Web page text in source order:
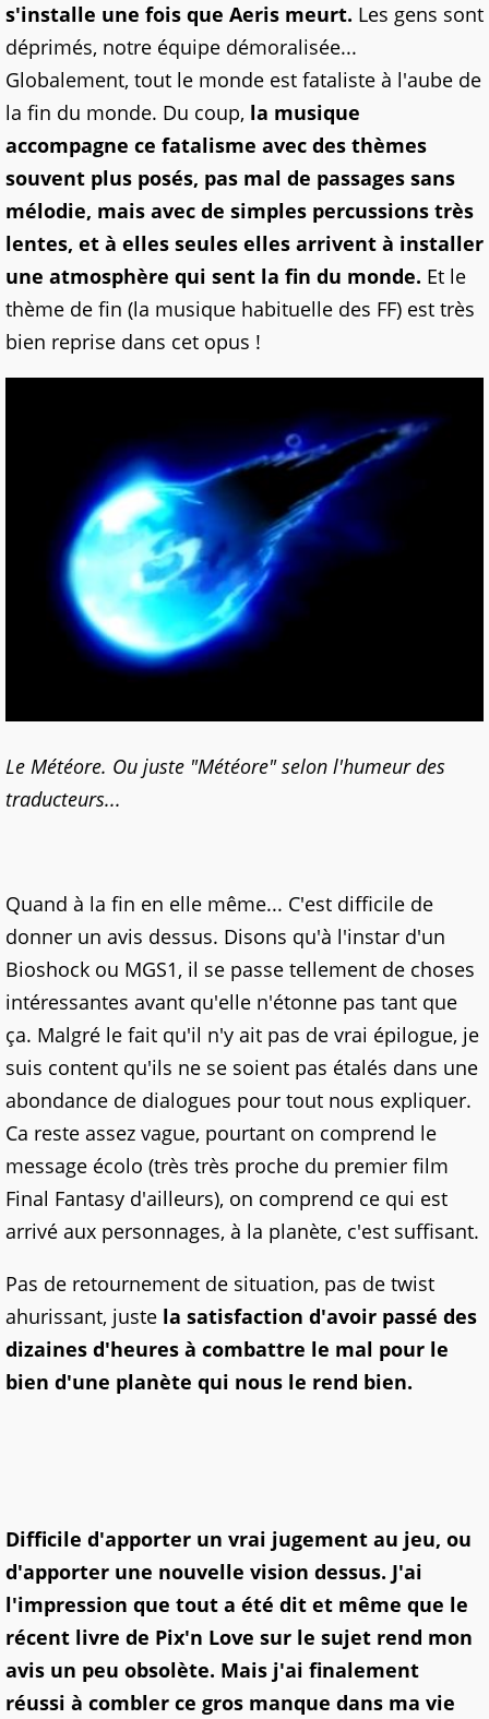
s'installe une fois que Aeris meurt. Les gens sont
déprimés, notre équipe démoralisée...
Globalement, tout le monde est fataliste à l'aube de
la fin du monde. Du coup, la musique
accompagne ce fatalisme avec des thèmes
souvent plus posés, pas mal de passages sans
mélodie, mais avec de simples percussions très
lentes, et à elles seules elles arrivent à installer
une atmosphère qui sent la fin du monde. Et le
thème de fin (la musique habituelle des FF) est très
bien reprise dans cet opus !
Le Météore. Ou juste "Météore" selon l'humeur des
traducteurs...
Quand à la fin en elle même... C'est difficile de
donner un avis dessus. Disons qu'à l'instar d'un
Bioshock ou MGS1, il se passe tellement de choses
intéressantes avant qu'elle n'étonne pas tant que
ça. Malgré le fait qu'il n'y ait pas de vrai épilogue, je
suis content qu'ils ne se soient pas étalés dans une
abondance de dialogues pour tout nous expliquer.
Ca reste assez vague, pourtant on comprend le
message écolo (très très proche du premier film
Final Fantasy d'ailleurs), on comprend ce qui est
arrivé aux personnages, à la planète, c'est suffisant.
Pas de retournement de situation, pas de twist
ahurissant, juste la satisfaction d'avoir passé des
dizaines d'heures à combattre le mal pour le
bien d'une planète qui nous le rend bien.
Difficile d'apporter un vrai jugement au jeu, ou
d'apporter une nouvelle vision dessus. J'ai
l'impression que tout a été dit et même que le
récent livre de Pix'n Love sur le sujet rend mon
avis un peu obsolète. Mais j'ai finalement
réussi à combler ce gros manque dans ma vie